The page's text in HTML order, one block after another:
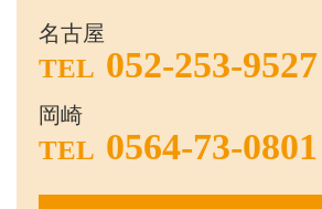
名古屋
TEL 052-253-9527
岡崎
TEL 0564-73-0801